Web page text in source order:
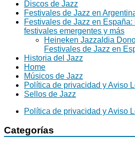
Discos de Jazz
Festivales de Jazz en
Festivales de Jazz en
festivales emergentes y más
Heineken Jazzaldia
Festivales de Jazz en
Historia del Jazz
Home
Músicos de Jazz
Política de privacidad y Aviso
Sellos de Jazz
Política de privacidad y Aviso
Categorías